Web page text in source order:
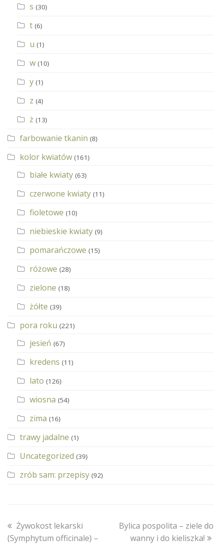
s (30)
t (6)
u (1)
w (10)
y (1)
z (4)
ż (13)
farbowanie tkanin (8)
kolor kwiatów (161)
białe kwiaty (63)
czerwone kwiaty (11)
fioletowe (10)
niebieskie kwiaty (9)
pomarańczowe (15)
różowe (28)
zielone (18)
żółte (39)
pora roku (221)
jesień (67)
kredens (11)
lato (126)
wiosna (54)
zima (16)
trawy jadalne (1)
Uncategorized (39)
zrób sam: przepisy (92)
previous
post:
Żywokost lekarski
(Symphytum officinale) –
next
post:
Bylica pospolita – ziele do
wanny i do kieliszka!